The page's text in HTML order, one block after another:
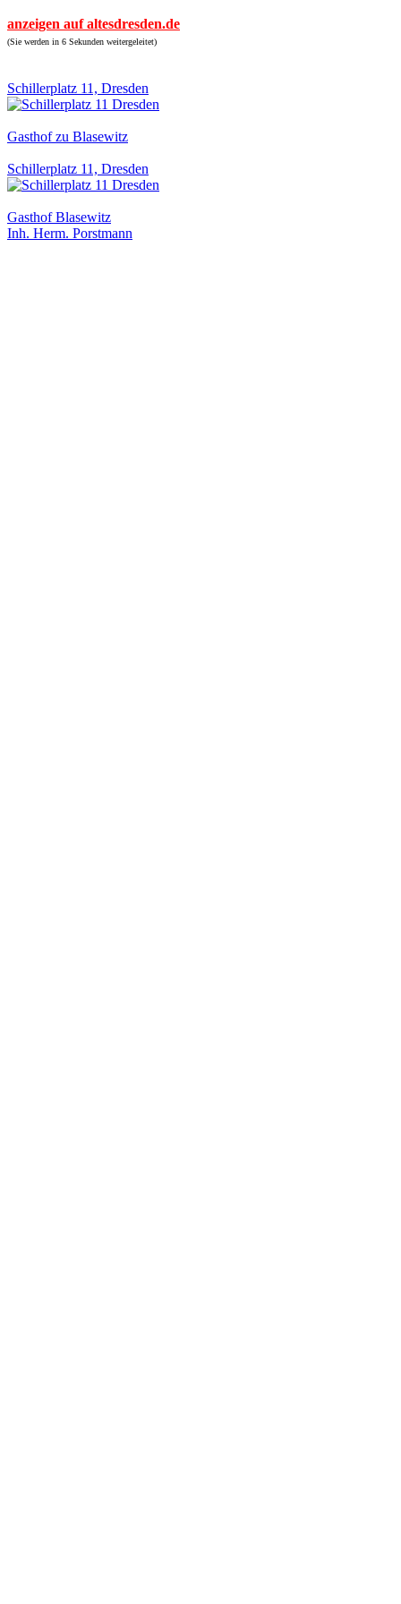
anzeigen auf altesdresden.de
(Sie werden in 6 Sekunden weitergeleitet)
Schillerplatz 11, Dresden
Gasthof zu Blasewitz
Schillerplatz 11, Dresden
Gasthof Blasewitz
Inh. Herm. Porstmann